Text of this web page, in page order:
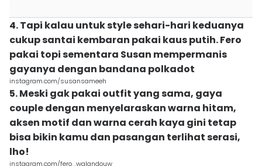
4. Tapi kalau untuk style sehari-hari keduanya
cukup santai kembaran pakai kaus putih. Fero
pakai topi sementara Susan mempermanis
gayanya dengan bandana polkadot
instagram.com/susansameeh
5. Meski gak pakai outfit yang sama, gaya
couple dengan menyelaraskan warna hitam,
aksen motif dan warna cerah kaya gini tetap
bisa bikin kamu dan pasangan terlihat serasi,
lho!
instagram.com/fero_walandouw